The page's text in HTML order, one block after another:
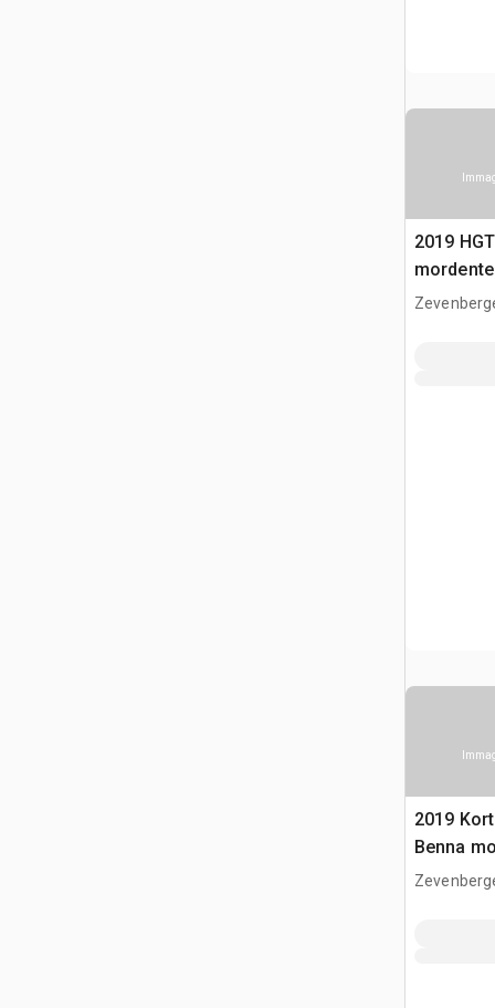
2019
mordente
2019
Benna